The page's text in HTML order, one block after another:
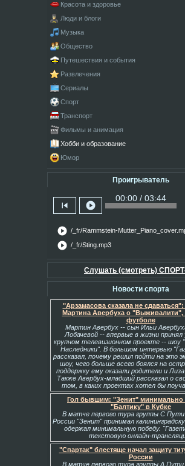
Красота и здоровье
Люди и блоги
Музыка
Общество
Путешествия и события
Развлечения
Сериалы
Спорт
Транспорт
Фильмы и анимация
Хобби и образование
Юмор
Проигрыватель
skip_previous play_circle
00:00 / 03:44
play_circle /_fr/Rammstein-
play_circle /_fr/Sting.mp3
Слушать (смотреть)
Новости спорта
"Арзамасова сказала не
Мартина Авербуха о "Выживалити",
футболе
Мартин Авербух -- сын Ильи
Лобачевой -- впервые в жизни принял
крупном телевизионном проекте -- шоу
Наследники". В большом интервью
рассказал, почему решил пойти на это
шоу, чего больше всего боялся на
поддержку ему оказали родители и
Также Авербух-младший рассказал о
том, в каких проектах хотел бы
Гол бывшим: "Зенит" минимально
"Балтику" в Кубке
В матче первого тура группы С
России "Зенит" принимал
одержал минимальную победу.
текстовую онлайн-
"Спартак" блестяще начал защиту
России
В матче первого тура группы А